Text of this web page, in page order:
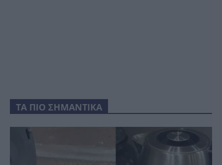
ΤΑ ΠΙΟ ΣΗΜΑΝΤΙΚΑ